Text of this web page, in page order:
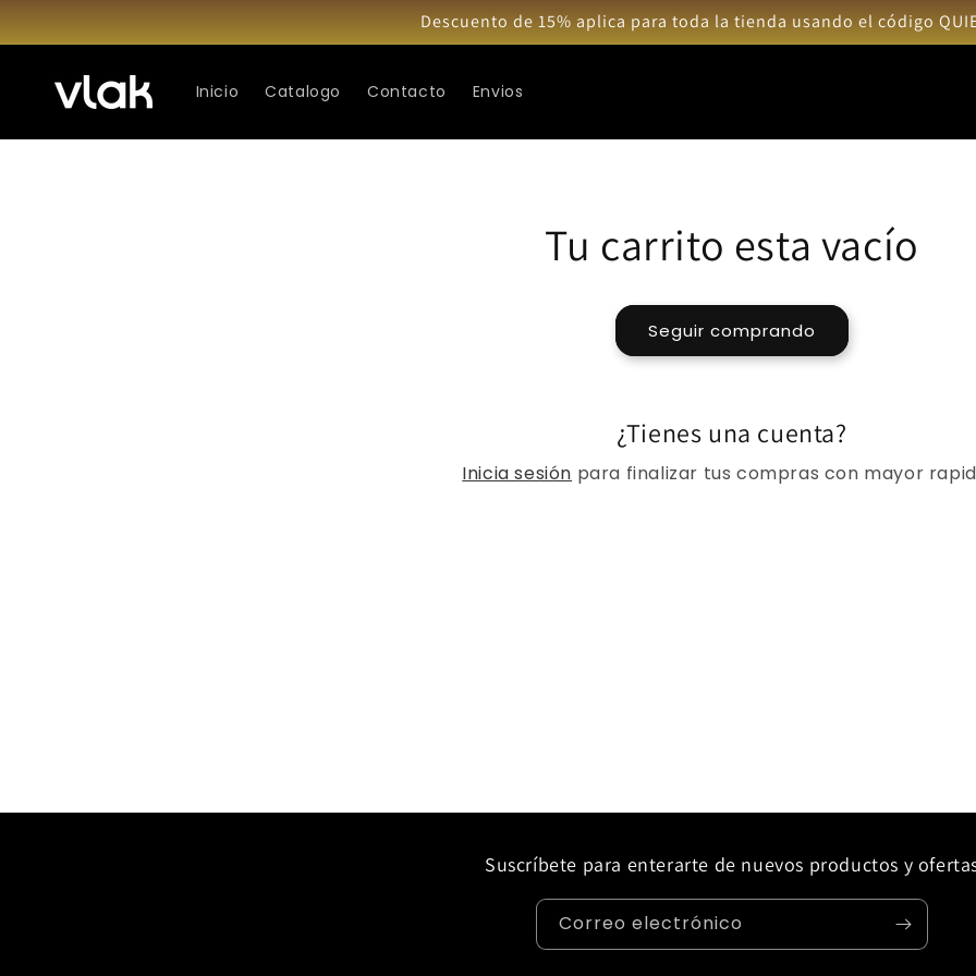
al contenido
Descuento de 15% aplica para toda la tienda usando el código
Inicio Catalogo Contacto Envios
Tu carrito esta vacío
Seguir comprando
¿Tienes una cuenta?
Inicia sesión para finalizar tus compras con mayor
Suscríbete para enterarte de nuevos productos y
Correo electrónico